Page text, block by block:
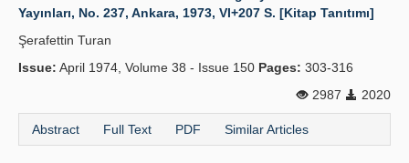
Yayınları, No. 237, Ankara, 1973, VI+207 S. [Kitap Tanıtımı]
Şerafettin Turan
Issue: April 1974, Volume 38 - Issue 150 Pages: 303-316
2987
2020
Abstract Full Text PDF Similar Articles